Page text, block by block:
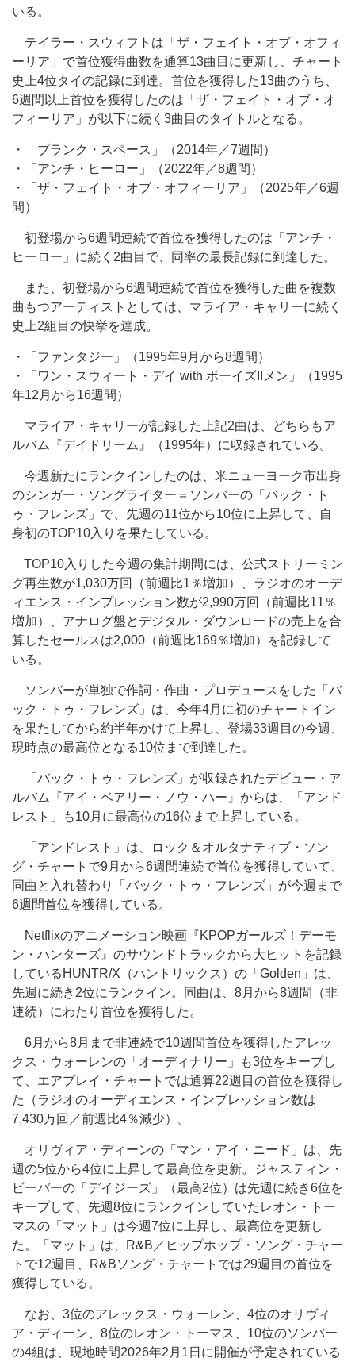
いる。
テイラー・スウィフトは「ザ・フェイト・オブ・オフィ
ーリア」で首位獲得曲数を通算13曲目に更新し、チャート
史上4位タイの記録に到達。首位を獲得した13曲のうち、
6週間以上首位を獲得したのは「ザ・フェイト・オブ・オ
フィーリア」が以下に続く3曲目のタイトルとなる。
・「ブランク・スペース」（2014年／7週間）
・「アンチ・ヒーロー」（2022年／8週間）
・「ザ・フェイト・オブ・オフィーリア」（2025年／6週
間）
初登場から6週間連続で首位を獲得したのは「アンチ・
ヒーロー」に続く2曲目で、同率の最長記録に到達した。
また、初登場から6週間連続で首位を獲得した曲を複数
曲もつアーティストとしては、マライア・キャリーに続く
史上2組目の快挙を達成。
・「ファンタジー」（1995年9月から8週間）
・「ワン・スウィート・デイ with ボーイズIIメン」（1995
年12月から16週間）
マライア・キャリーが記録した上記2曲は、どちらもア
ルバム『デイドリーム』（1995年）に収録されている。
今週新たにランクインしたのは、米ニューヨーク市出身
のシンガー・ソングライター＝ソンバーの「バック・ト
ゥ・フレンズ」で、先週の11位から10位に上昇して、自
身初のTOP10入りを果たしている。
TOP10入りした今週の集計期間には、公式ストリーミン
グ再生数が1,030万回（前週比1％増加）、ラジオのオーデ
ィエンス・インプレッション数が2,990万回（前週比11％
増加）、アナログ盤とデジタル・ダウンロードの売上を合
算したセールスは2,000（前週比169％増加）を記録して
いる。
ソンバーが単独で作詞・作曲・プロデュースをした「バ
ック・トゥ・フレンズ」は、今年4月に初のチャートイン
を果たしてから約半年かけて上昇し、登場33週目の今週、
現時点の最高位となる10位まで到達した。
「バック・トゥ・フレンズ」が収録されたデビュー・ア
ルバム『アイ・ベアリー・ノウ・ハー』からは、「アンド
レスト」も10月に最高位の16位まで上昇している。
「アンドレスト」は、ロック＆オルタナティブ・ソン
グ・チャートで9月から6週間連続で首位を獲得していて、
同曲と入れ替わり「バック・トゥ・フレンズ」が今週まで
6週間首位を獲得している。
Netflixのアニメーション映画『KPOPガールズ！デーモ
ン・ハンターズ』のサウンドトラックから大ヒットを記録
しているHUNTR/X（ハントリックス）の「Golden」は、
先週に続き2位にランクイン。同曲は、8月から8週間（非
連続）にわたり首位を獲得した。
6月から8月まで非連続で10週間首位を獲得したアレッ
クス・ウォーレンの「オーディナリー」も3位をキープし
て、エアプレイ・チャートでは通算22週目の首位を獲得し
た（ラジオのオーディエンス・インプレッション数は
7,430万回／前週比4％減少）。
オリヴィア・ディーンの「マン・アイ・ニード」は、先
週の5位から4位に上昇して最高位を更新。ジャスティン・
ビーバーの「デイジーズ」（最高2位）は先週に続き6位を
キープして、先週8位にランクインしていたレオン・トー
マスの「マット」は今週7位に上昇し、最高位を更新し
た。「マット」は、R&B／ヒップホップ・ソング・チャー
トで12週目、R&Bソング・チャートでは29週目の首位を
獲得している。
なお、3位のアレックス・ウォーレン、4位のオリヴィ
ア・ディーン、8位のレオン・トーマス、10位のソンバー
の4組は、現地時間2026年2月1日に開催が予定されている